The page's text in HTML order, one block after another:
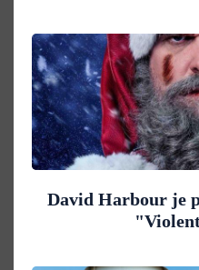
David Harbour je